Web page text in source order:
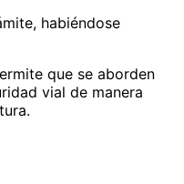
habiéndose
que se aborden
vial de manera